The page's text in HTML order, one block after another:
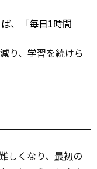
、「毎日1時間
り、学習を続けら
しくなり、 最初の